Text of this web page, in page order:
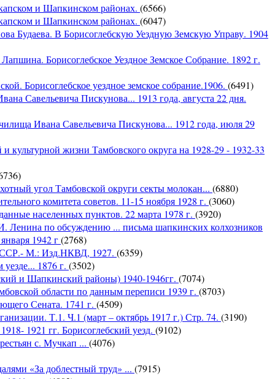
и Шапкинском районах. (6566)
и Шапкинском районах. (6047)
Будаева. В Борисоглебскую Уездную Земскую Управу. 1904
Борисоглебское Уездное Земское Собрание. 1892 г.
Борисоглебское уездное земское собрание.1906. (6491)
Савельевича Пискунова... 1913 года, августа 22 дня.
Ивана Савельевича Пискунова... 1912 года, июля 29
культурной жизни Тамбовского округа на 1928-29 - 1932-33
угол Тамбовской округи секты молокан... (6880)
комитета советов. 11-15 ноября 1928 г. (3060)
населенных пунктов. 22 марта 1978 г. (3920)
Ленина по обсуждению ... письма шапкинских колхозников
1942 г(2768)
ССР.- М.: Изд.НКВД, 1927. (6359)
1876 г. (3502)
и Шапкинский районы) 1940-1946гг. (7074)
области по данным переписи 1939 г. (8703)
Сената. 1741 г. (4509)
Т.1. Ч.1 (март – октябрь 1917 г.) Стр. 74. (3190)
1921 гг. Борисоглебский уезд. (9102)
с. Мучкап ... (4076)
«За доблестный труд» ... (7915)